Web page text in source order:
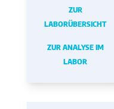
ZUR
LABORÜBERSICHT
ZUR ANALYSE IM
LABOR